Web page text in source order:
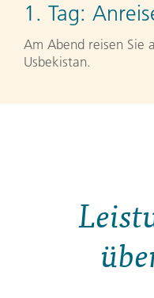
1. Tag:
Am Abend reisen Sie
Usbekistan.